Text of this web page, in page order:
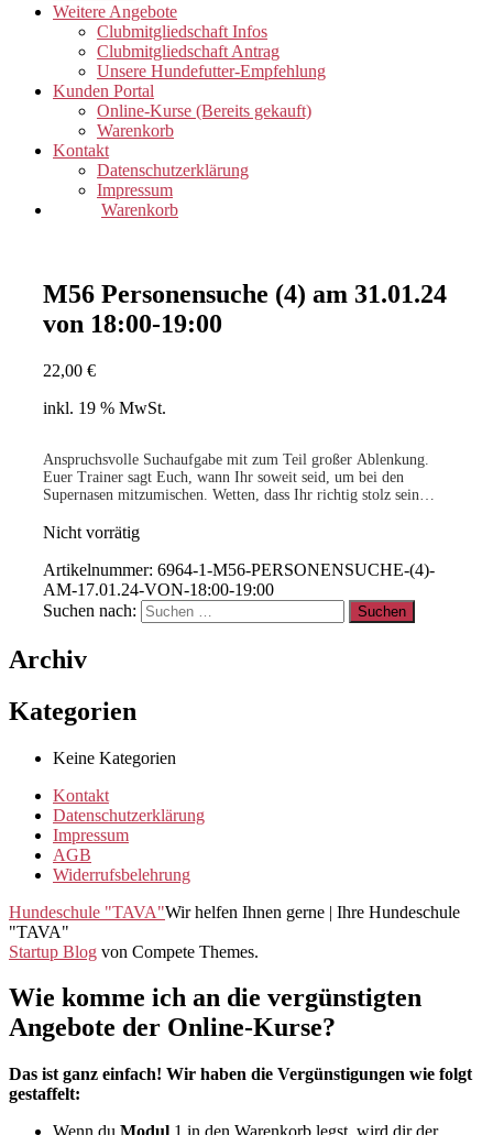
Weitere Angebote
Clubmitgliedschaft Infos
Clubmitgliedschaft Antrag
Unsere Hundefutter-Empfehlung
Kunden Portal
Online-Kurse (Bereits gekauft)
Warenkorb
Kontakt
Datenschutzerklärung
Impressum
Warenkorb
M56 Personensuche (4) am 31.01.24
von 18:00-19:00
22,00 €
inkl. 19 % MwSt.
Anspruchsvolle Suchaufgabe mit zum Teil großer Ablenkung.
Euer Trainer sagt Euch, wann Ihr soweit seid, um bei den
Supernasen mitzumischen. Wetten, dass Ihr richtig stolz sein
-geringe Teilnehmerzahl-
Nicht vorrätig
Artikelnummer: 6964-1-M56-PERSONENSUCHE-(4)-
AM-17.01.24-VON-18:00-19:00
Suchen nach:
Archiv
Kategorien
Keine Kategorien
Kontakt
Datenschutzerklärung
Impressum
AGB
Widerrufsbelehrung
Hundeschule "TAVA"Wir helfen Ihnen gerne | Ihre Hundeschule
"TAVA"
Startup Blog von Compete Themes.
Wie komme ich an die vergünstigten
Angebote der Online-Kurse?
Das ist ganz einfach! Wir haben die Vergünstigungen wie folgt
gestaffelt: